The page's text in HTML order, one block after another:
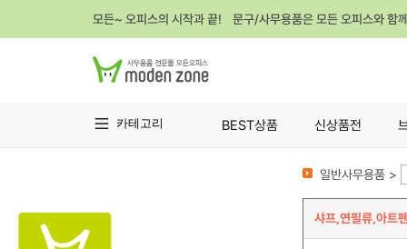
모든~ 오피스의 시작과 끝! 문구/사무용품은 모든 오피스와 함
카테고리 BEST상품 신상품전
일반사무용품 >
샤프,연필류,아트